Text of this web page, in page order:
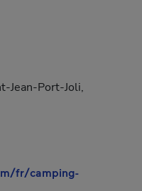
Jean-Port-Joli,
fr/camping-
s'ouvrira dans une